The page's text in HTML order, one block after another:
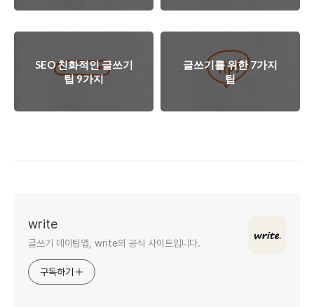
SEO 친화적인 글쓰기
팁 9가지
글쓰기를 위한 7가지
팁
write
글쓰기 데이팅앱, write의 공식 사이트입니다.
구독하기